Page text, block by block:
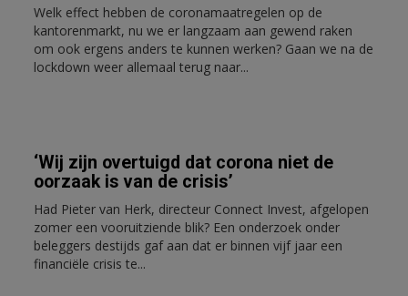
Welk effect hebben de coronamaatregelen op de
kantorenmarkt, nu we er langzaam aan gewend raken
om ook ergens anders te kunnen werken? Gaan we na de
lockdown weer allemaal terug naar...
‘Wij zijn overtuigd dat corona niet de
oorzaak is van de crisis’
Had Pieter van Herk, directeur Connect Invest, afgelopen
zomer een vooruitziende blik? Een onderzoek onder
beleggers destijds gaf aan dat er binnen vijf jaar een
financiële crisis te...